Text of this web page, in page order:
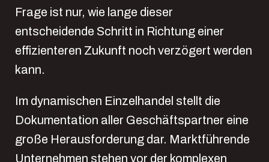
Frage ist nur, wie lange dieser
entscheidende Schritt in Richtung einer
effizienteren Zukunft noch verzögert werden
kann.
Im dynamischen Einzelhandel stellt die
Dokumentation aller Geschäftspartner eine
große Herausforderung dar. Marktführende
Unternehmen stehen vor der komplexen